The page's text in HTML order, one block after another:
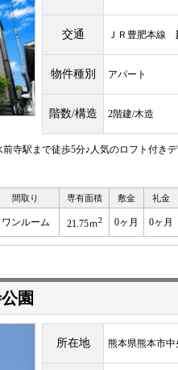
交通 ＪＲ豊肥本線
物件種別 アパート
階数/構造 2階建/木造
寺駅まで徒歩5分♪人気のロフト付き
間取り 専有面積 敷金 礼金
ワンルーム 21.75ｍ2 0ヶ月 0ヶ月
園
所在地 熊本県熊本市中